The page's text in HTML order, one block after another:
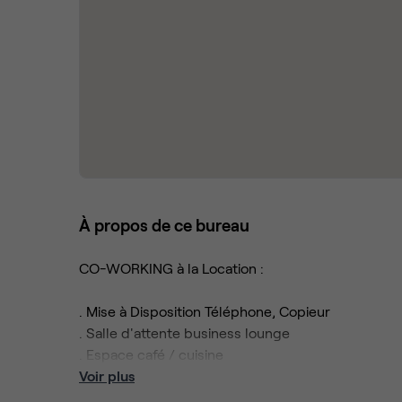
À propos de ce bureau
CO-WORKING à la Location :
. Mise à Disposition Téléphone, Copieur
. Salle d'attente business lounge
. Espace café / cuisine
. Accès par badge 7j/7
Voir plus